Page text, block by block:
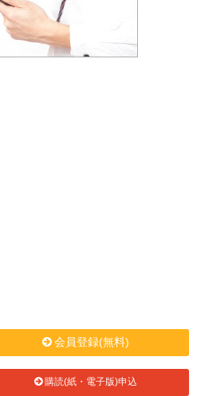
会員登録(無料)
購読(紙・電子版)申込